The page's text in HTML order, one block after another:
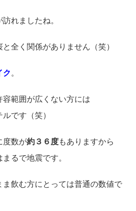
れましたね。
全く関係がありません（笑）
ク。
範囲が広くない方には
です（笑）
度数が約３６度もありますから
るで地震です。
飲む方にとっては普通の数値で